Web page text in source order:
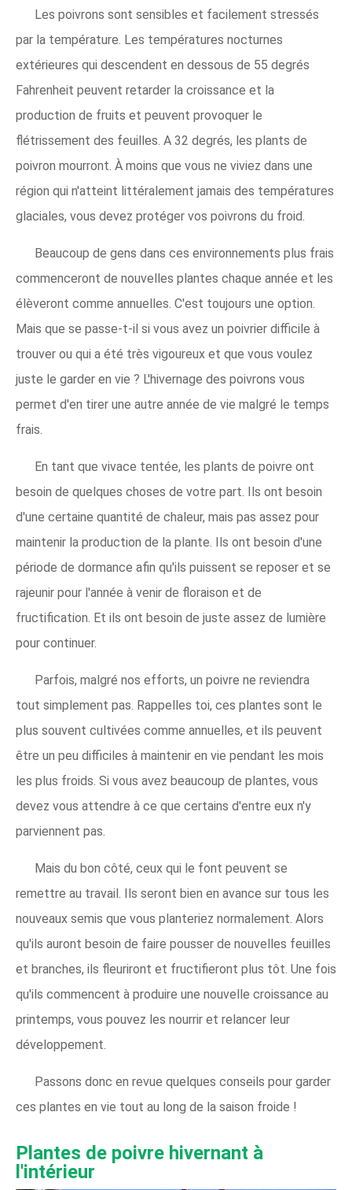
Les poivrons sont sensibles et facilement stressés
par la température. Les températures nocturnes
extérieures qui descendent en dessous de 55 degrés
Fahrenheit peuvent retarder la croissance et la
production de fruits et peuvent provoquer le
flétrissement des feuilles. A 32 degrés, les plants de
poivron mourront. À moins que vous ne viviez dans une
région qui n'atteint littéralement jamais des températures
glaciales, vous devez protéger vos poivrons du froid.
Beaucoup de gens dans ces environnements plus frais
commenceront de nouvelles plantes chaque année et les
élèveront comme annuelles. C'est toujours une option.
Mais que se passe-t-il si vous avez un poivrier difficile à
trouver ou qui a été très vigoureux et que vous voulez
juste le garder en vie ? L'hivernage des poivrons vous
permet d'en tirer une autre année de vie malgré le temps
frais.
En tant que vivace tentée, les plants de poivre ont
besoin de quelques choses de votre part. Ils ont besoin
d'une certaine quantité de chaleur, mais pas assez pour
maintenir la production de la plante. Ils ont besoin d'une
période de dormance afin qu'ils puissent se reposer et se
rajeunir pour l'année à venir de floraison et de
fructification. Et ils ont besoin de juste assez de lumière
pour continuer.
Parfois, malgré nos efforts, un poivre ne reviendra
tout simplement pas. Rappelles toi, ces plantes sont le
plus souvent cultivées comme annuelles, et ils peuvent
être un peu difficiles à maintenir en vie pendant les mois
les plus froids. Si vous avez beaucoup de plantes, vous
devez vous attendre à ce que certains d'entre eux n'y
parviennent pas.
Mais du bon côté, ceux qui le font peuvent se
remettre au travail. Ils seront bien en avance sur tous les
nouveaux semis que vous planteriez normalement. Alors
qu'ils auront besoin de faire pousser de nouvelles feuilles
et branches, ils fleuriront et fructifieront plus tôt. Une fois
qu'ils commencent à produire une nouvelle croissance au
printemps, vous pouvez les nourrir et relancer leur
développement.
Passons donc en revue quelques conseils pour garder
ces plantes en vie tout au long de la saison froide !
Plantes de poivre hivernant à
l'intérieur